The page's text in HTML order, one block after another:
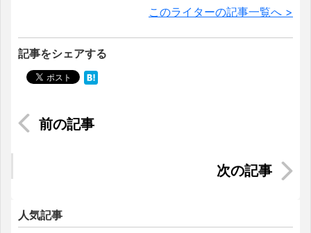
このライターの記事一覧へ >
記事をシェアする
建設・不動産業界の求人特集
インドネシアへ「地味」に持ってくるべきキッチ
人気記事